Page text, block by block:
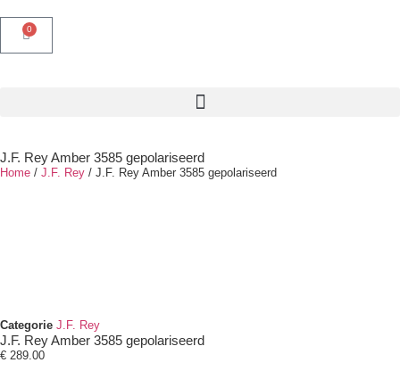
0
J.F. Rey Amber 3585 gepolariseerd
Home / J.F. Rey / J.F. Rey Amber 3585 gepolariseerd
Categorie J.F. Rey
J.F. Rey Amber 3585 gepolariseerd
€ 289.00